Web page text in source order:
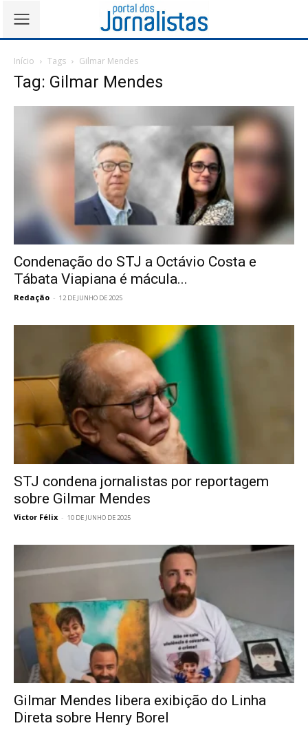
Início Tags Gilmar Mendes
Tag: Gilmar Mendes
Condenação do STJ a Octávio Costa e
Tábata Viapiana é mácula...
Redação - 12 DE JUNHO DE 2025
STJ condena jornalistas por reportagem
sobre Gilmar Mendes
Victor Félix - 10 DE JUNHO DE 2025
Gilmar Mendes libera exibição do Linha
Direta sobre Henry Borel